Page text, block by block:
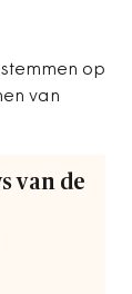
op
van
van de